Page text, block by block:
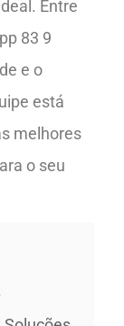
Entre
83 9
e o
está
melhores
o seu